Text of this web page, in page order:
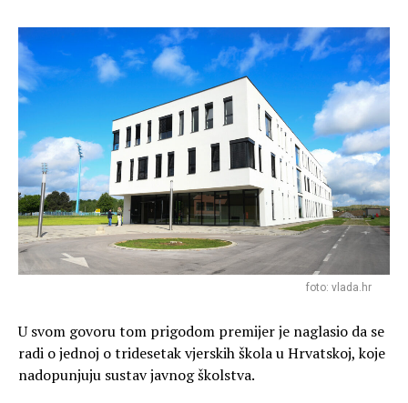
foto: vlada.hr
U svom govoru tom prigodom premijer je naglasio da se
radi o jednoj o tridesetak vjerskih škola u Hrvatskoj, koje
nadopunjuju sustav javnog školstva.